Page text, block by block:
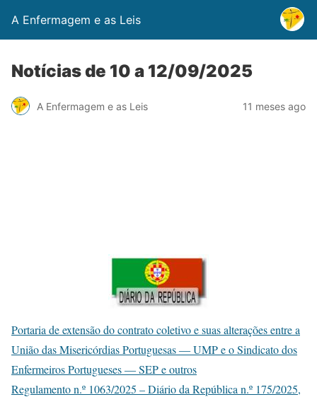
A Enfermagem e as Leis
Notícias de 10 a 12/09/2025
A Enfermagem e as Leis 11 meses ago
Portaria de extensão do contrato coletivo e suas alterações entre a
União das Misericórdias Portuguesas ― UMP e o Sindicato dos
Enfermeiros Portugueses ― SEP e outros
Regulamento n.º 1063/2025 – Diário da República n.º 175/2025,